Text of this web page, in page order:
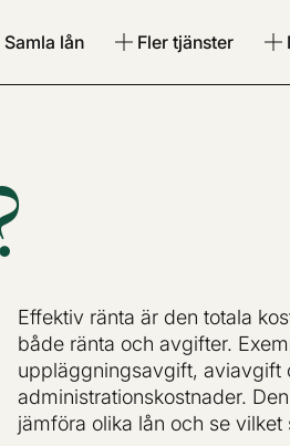
Samla lån Fler tjänster
Effektiv ränta är den totala
både ränta och avgifter.
uppläggningsavgift, aviavgift
administrationskostnader.
jämföra olika lån och se